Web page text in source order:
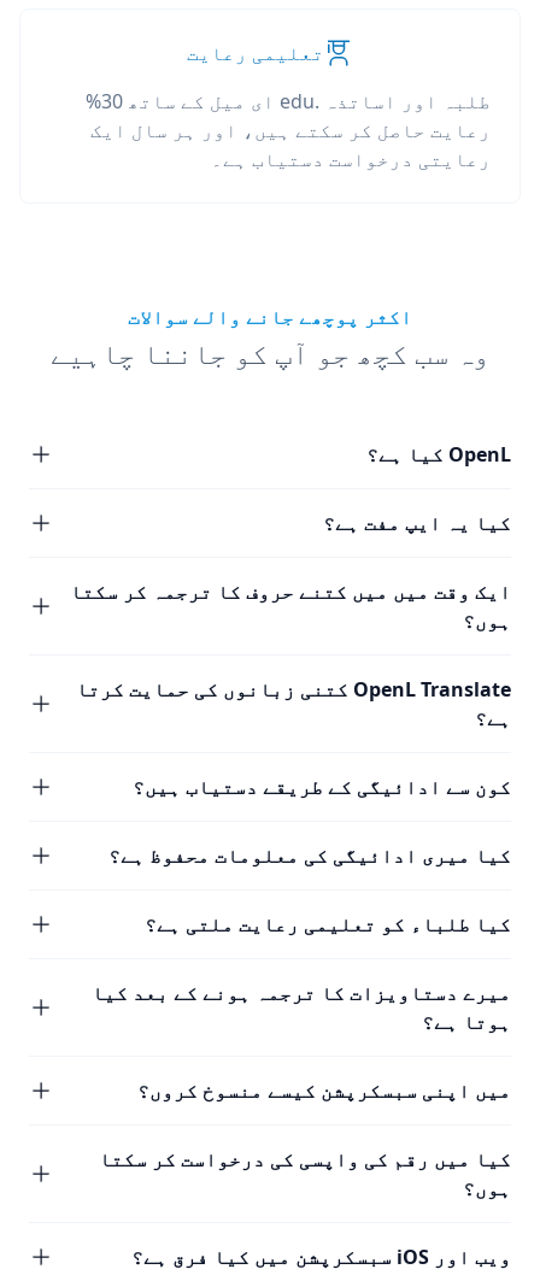
تعلیمی رعایت
طلبہ اور اساتذہ .edu ای میل کے ساتھ 30%
رعایت حاصل کر سکتے ہیں، اور ہر سال ایک
رعایتی درخواست دستیاب ہے۔
اکثر پوچھے جانے والے سوالات
وہ سب کچھ جو آپ کو جاننا چاہیے
OpenL کیا ہے؟
کیا یہ ایپ مفت ہے؟
ایک وقت میں میں کتنے حروف کا ترجمہ کر سکتا
ہوں؟
OpenL Translate کتنی زبانوں کی حمایت کرتا
ہے؟
کون سے ادائیگی کے طریقے دستیاب ہیں؟
کیا میری ادائیگی کی معلومات محفوظ ہے؟
کیا طلباء کو تعلیمی رعایت ملتی ہے؟
میرے دستاویزات کا ترجمہ ہونے کے بعد کیا
ہوتا ہے؟
میں اپنی سبسکرپشن کیسے منسوخ کروں؟
کیا میں رقم کی واپسی کی درخواست کر سکتا
ہوں؟
ویب اور iOS سبسکرپشن میں کیا فرق ہے؟